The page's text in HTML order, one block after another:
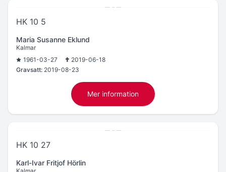
HK 10 5
Maria Susanne Eklund
Kalmar
1961-03-27
2019-06-18
Gravsatt: 2019-08-23
Mer information
HK 10 27
Karl-Ivar Fritjof Hörlin